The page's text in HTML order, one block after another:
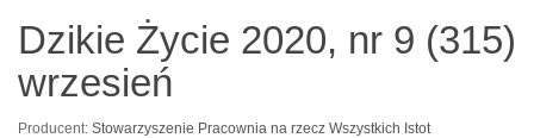
Dzikie Życie 2020, nr 9 (315)
wrzesień
Producent: Stowarzyszenie Pracownia na rzecz Wszystkich Istot